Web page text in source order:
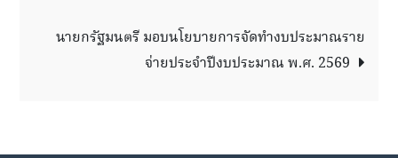
นายกรัฐมนตรี มอบนโยบายการจัดทำงบประมาณราย
จ่ายประจำปีงบประมาณ พ.ศ. 2569